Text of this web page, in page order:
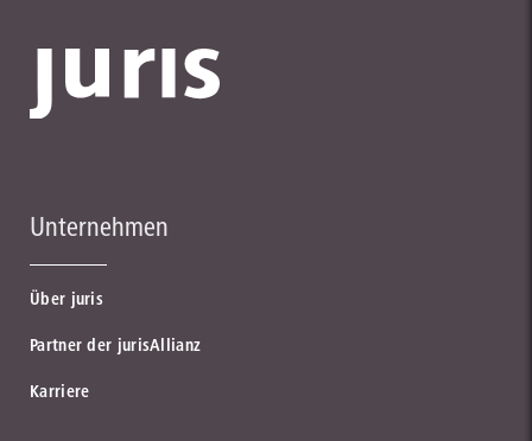
Unternehmen
Über juris
Partner der jurisAllianz
Karriere